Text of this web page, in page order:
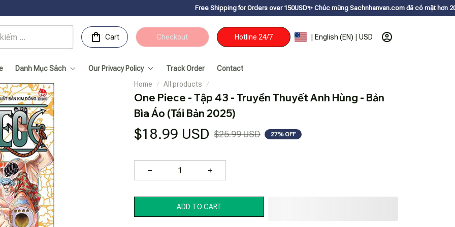
Free Shipping for Orders over 150USDㅤ✨ Chúc mừng Sachnhanvan.com đã có mặt hơn 200 quốc gia
Cart Checkout Hotline 24/7 | English (EN) | USD
Danh Mục Sách Our Privacy Policy Track Order
Contact
Home
All products
One Piece - Tập 43 - Truyền Thuyết Anh Hùng - Bản
Bìa Áo (Tái Bản 2025)
$18.99 USD $25.99 USD 27% OFF
ADD TO CART